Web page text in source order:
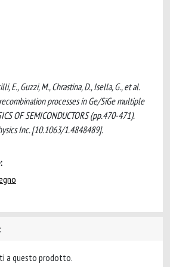
E., Guzzi, M., Chrastina, D., Isella, G., et al.
processes in Ge/SiGe multiple
OF SEMICONDUCTORS (pp.470-471).
Inc. [10.1063/1.4848489].
a questo prodotto.